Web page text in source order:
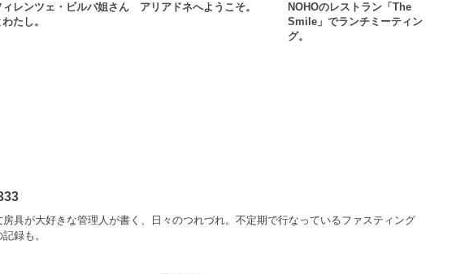
ィレンツェ・ビルバ姐さん
わたし。
アリアドネへようこそ。
NOHOのレストラン「The
Smile」でランチミーティン
グ。
房具が大好きな管理人が書く、日々のつれづれ。不定期で行なっているファスティング
記録も。